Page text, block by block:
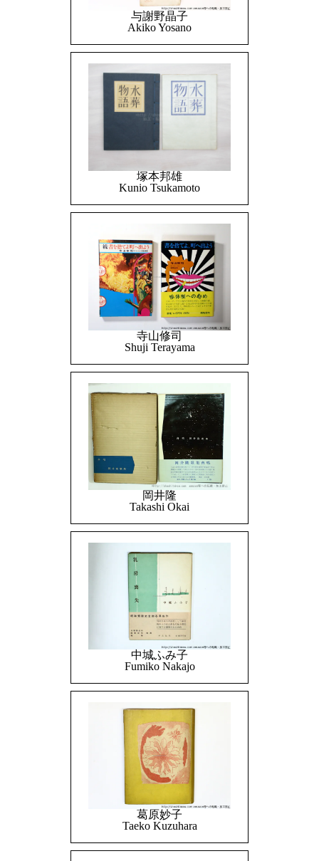
与謝野晶子
Akiko Yosano
塚本邦雄
Kunio Tsukamoto
寺山修司
Shuji Terayama
岡井隆
Takashi Okai
中城ふみ子
Fumiko Nakajo
葛原妙子
Taeko Kuzuhara